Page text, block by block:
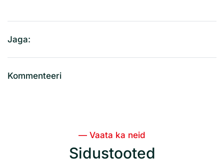
Jaga:
Kommenteeri
— Vaata ka neid
Sidustooted